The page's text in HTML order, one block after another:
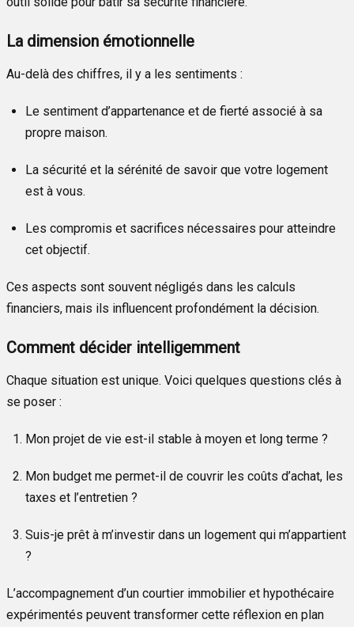
La dimension émotionnelle
Au-delà des chiffres, il y a les sentiments :
Le sentiment d’appartenance et de fierté associé à sa
propre maison.
La sécurité et la sérénité de savoir que votre logement
est à vous.
Les compromis et sacrifices nécessaires pour atteindre
cet objectif.
Ces aspects sont souvent négligés dans les calculs
financiers, mais ils influencent profondément la décision.
Comment décider intelligemment
Chaque situation est unique. Voici quelques questions clés à
se poser :
Mon projet de vie est-il stable à moyen et long terme ?
Mon budget me permet-il de couvrir les coûts d’achat, les
taxes et l’entretien ?
Suis-je prêt à m’investir dans un logement qui m’appartient
?
L’accompagnement d’un courtier immobilier et hypothécaire
expérimentés peuvent transformer cette réflexion en plan